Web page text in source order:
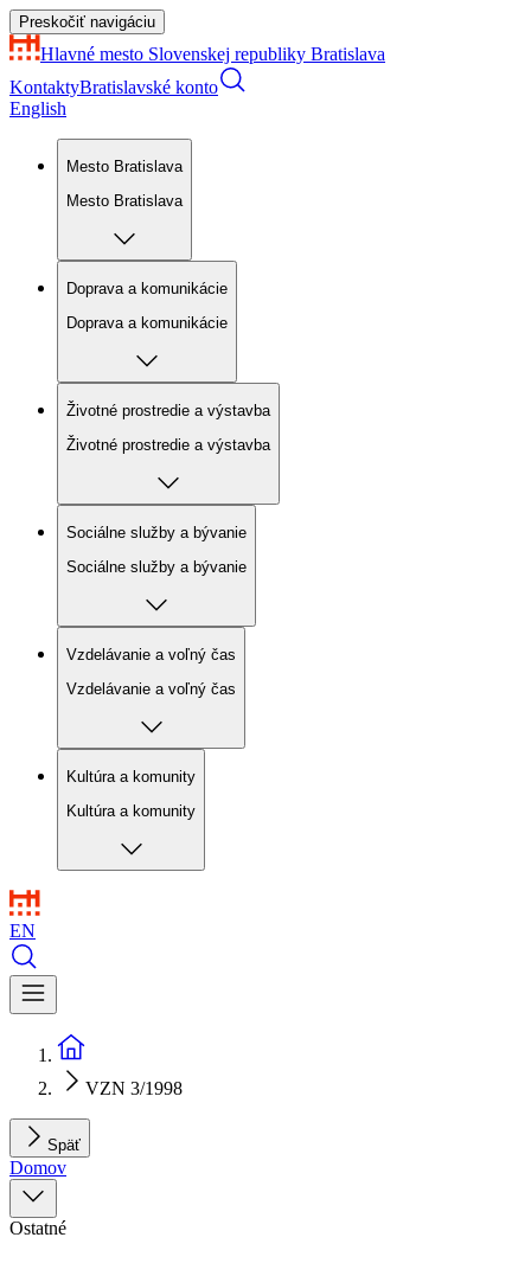
Preskočiť navigáciu
Hlavné mesto Slovenskej republiky Bratislava
KontaktyBratislavské konto
English
Mesto Bratislava
Mesto Bratislava
Doprava a komunikácie
Doprava a komunikácie
Životné prostredie a výstavba
Životné prostredie a výstavba
Sociálne služby a bývanie
Sociálne služby a bývanie
Vzdelávanie a voľný čas
Vzdelávanie a voľný čas
Kultúra a komunity
Kultúra a komunity
EN
VZN 3/1998
Späť
Domov
Ostatné